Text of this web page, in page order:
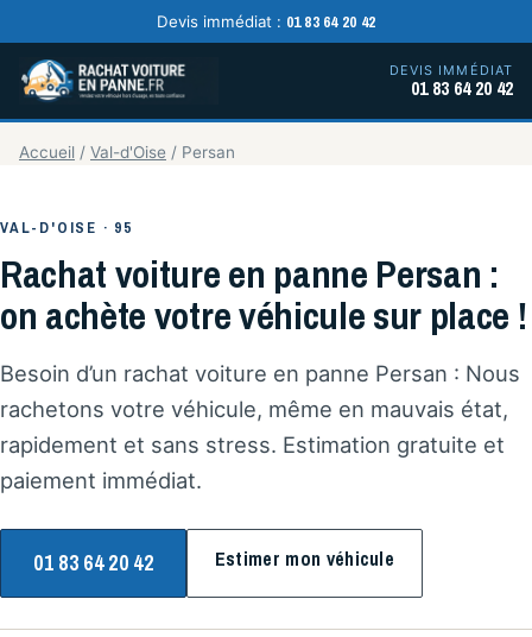
Devis immédiat : 01 83 64 20 42
DEVIS IMMÉDIAT
01 83 64 20 42
Accueil / Val-d'Oise / Persan
VAL-D'OISE · 95
Rachat voiture en panne Persan :
on achète votre véhicule sur place !
Besoin d’un rachat voiture en panne Persan : Nous
rachetons votre véhicule, même en mauvais état,
rapidement et sans stress. Estimation gratuite et
paiement immédiat.
01 83 64 20 42 Estimer mon véhicule